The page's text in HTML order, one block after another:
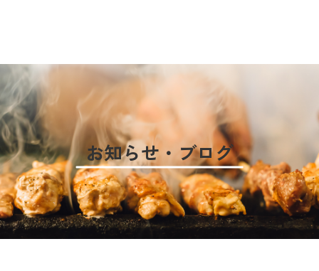
お知らせ・ブログ